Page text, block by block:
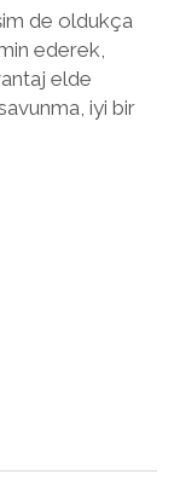
de oldukça
ederek,
elde
iyi bir